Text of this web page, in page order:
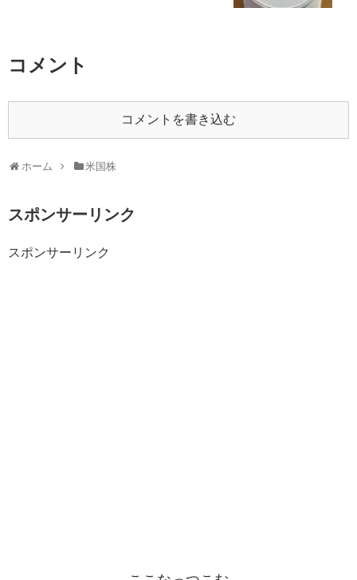
コメント
コメントを書き込む
ホーム 米国株
スポンサーリンク
スポンサーリンク